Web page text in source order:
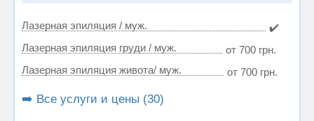
Лазерная эпиляция / муж.
✔️
Лазерная эпиляция груди / муж.
от 700 грн.
Лазерная эпиляция живота/ муж.
от 700 грн.
➡️ Все услуги и цены (30)